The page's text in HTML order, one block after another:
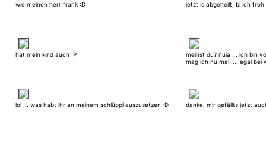
wie meinen herr frank :D jetzt is abgeheilt, bi ich froh
hat mein kind auch :P
meinst du? nuja ... ich bin
mag ich nu mal .... egal bei
lol ... was habt ihr an meinem schlüppi auszusetzen :D danke, mir gefällts jetzt